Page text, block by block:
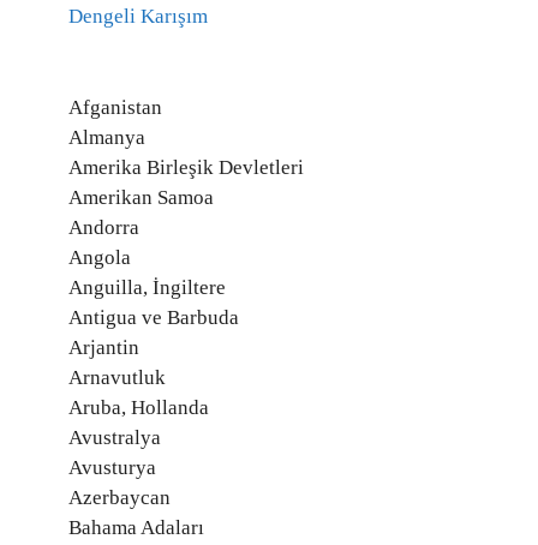
Dengeli Karışım
Afganistan
Almanya
Amerika Birleşik Devletleri
Amerikan Samoa
Andorra
Angola
Anguilla, İngiltere
Antigua ve Barbuda
Arjantin
Arnavutluk
Aruba, Hollanda
Avustralya
Avusturya
Azerbaycan
Bahama Adaları